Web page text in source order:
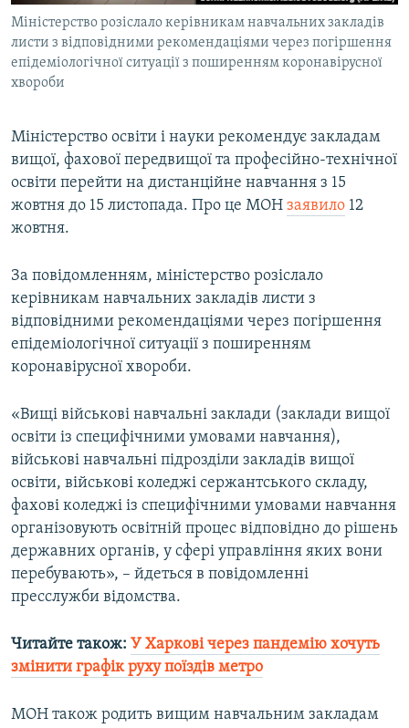
РУС
УКР
КТАТ
Міністерство розіслало керівникам навчальних закладів
листи з відповідними рекомендаціями через погіршення
епідеміологічної ситуації з поширенням коронавірусної
хвороби
Міністерство освіти і науки рекомендує закладам
вищої, фахової передвищої та професійно-технічної
освіти перейти на дистанційне навчання з 15
жовтня до 15 листопада. Про це МОН заявило 12
жовтня.
За повідомленням, міністерство розіслало
керівникам навчальних закладів листи з
відповідними рекомендаціями через погіршення
епідеміологічної ситуації з поширенням
коронавірусної хвороби.
«Вищі військові навчальні заклади (заклади вищої
освіти із специфічними умовами навчання),
військові навчальні підрозділи закладів вищої
освіти, військові коледжі сержантського складу,
фахові коледжі із специфічними умовами навчання
організовують освітній процес відповідно до рішень
державних органів, у сфері управління яких вони
перебувають», – йдеться в повідомленні
пресслужби відомства.
Читайте також: У Харкові через пандемію хочуть
змінити графік руху поїздів метро
МОН також родить вищим навчальним закладам